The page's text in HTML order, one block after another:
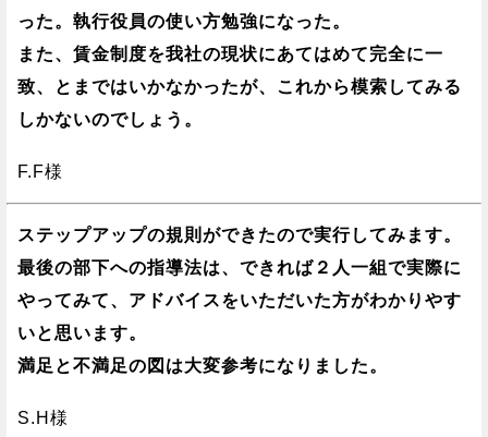
った。執行役員の使い方勉強になった。
また、賃金制度を我社の現状にあてはめて完全に一
致、とまではいかなかったが、これから模索してみる
しかないのでしょう。
F.F様
ステップアップの規則ができたので実行してみます。
最後の部下への指導法は、できれば２人一組で実際に
やってみて、アドバイスをいただいた方がわかりやす
いと思います。
満足と不満足の図は大変参考になりました。
S.H様